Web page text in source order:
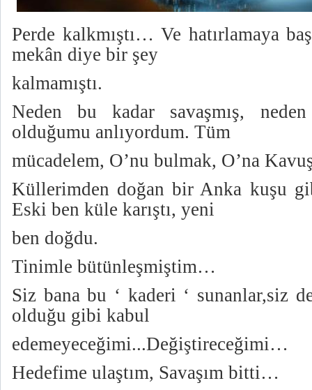
Perde kalkmıştı… Ve hatırlamaya
mekân diye bir şey
kalmamıştı.
Neden bu kadar savaşmış,
olduğumu anlıyordum. Tüm
mücadelem, O’nu bulmak, O’na
Küllerimden doğan bir Anka kuşu
Eski ben küle karıştı, yeni
ben doğdu.
Tinimle bütünleşmiştim…
Siz bana bu ‘ kaderi ‘ sunanlar,siz
olduğu gibi kabul
edemeyeceğimi...Değiştireceğimi…
Hedefime ulaştım, Savaşım bitti…